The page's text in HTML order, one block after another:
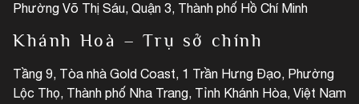
Phường Võ Thị Sáu, Quận 3, Thành phố Hồ Chí Minh
Khánh Hoà – Trụ sở chính
Tầng 9, Tòa nhà Gold Coast, 1 Trần Hưng Đạo, Phường
Lộc Thọ, Thành phố Nha Trang, Tỉnh Khánh Hòa, Việt Nam